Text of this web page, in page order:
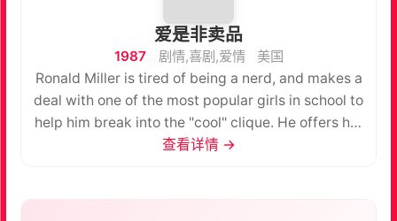
爱是非卖品
1987 剧情,喜剧,爱情
美国
Ronald Miller is tired of being a nerd, and makes a
deal with one of the most popular girls in school to
help him break into the "cool" clique. He offers her
a thousand dollars to pretend to be moxia.cc his
查看详情 →